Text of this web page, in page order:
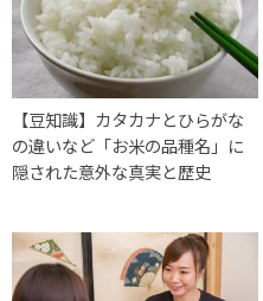
【豆知識】カタカナとひらがな
の違いなど「お米の品種名」に
隠された意外な真実と歴史